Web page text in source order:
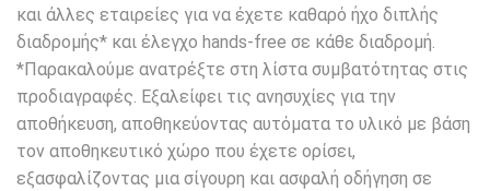
και άλλες εταιρείες για να έχετε καθαρό ήχο διπλής
διαδρομής* και έλεγχο hands-free σε κάθε διαδρομή.
*Παρακαλούμε ανατρέξτε στη λίστα συμβατότητας στις
προδιαγραφές. Εξαλείφει τις ανησυχίες για την
αποθήκευση, αποθηκεύοντας αυτόματα το υλικό με βάση
τον αποθηκευτικό χώρο που έχετε ορίσει,
εξασφαλίζοντας μια σίγουρη και ασφαλή οδήγηση σε